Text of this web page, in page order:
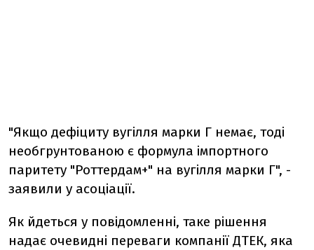
"Якщо дефіциту вугілля марки Г немає, тоді
необгрунтованою є формула імпортного
паритету "Роттердам+" на вугілля марки Г", -
заявили у асоціації.
Як йдеться у повідомленні, таке рішення
надає очевидні переваги компанії ДТЕК, яка